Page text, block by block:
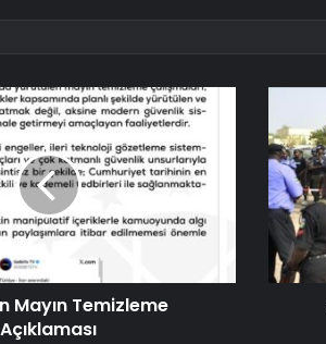
Mayın Temizleme
Açıklaması